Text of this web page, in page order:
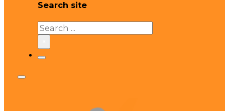
Search site
Search